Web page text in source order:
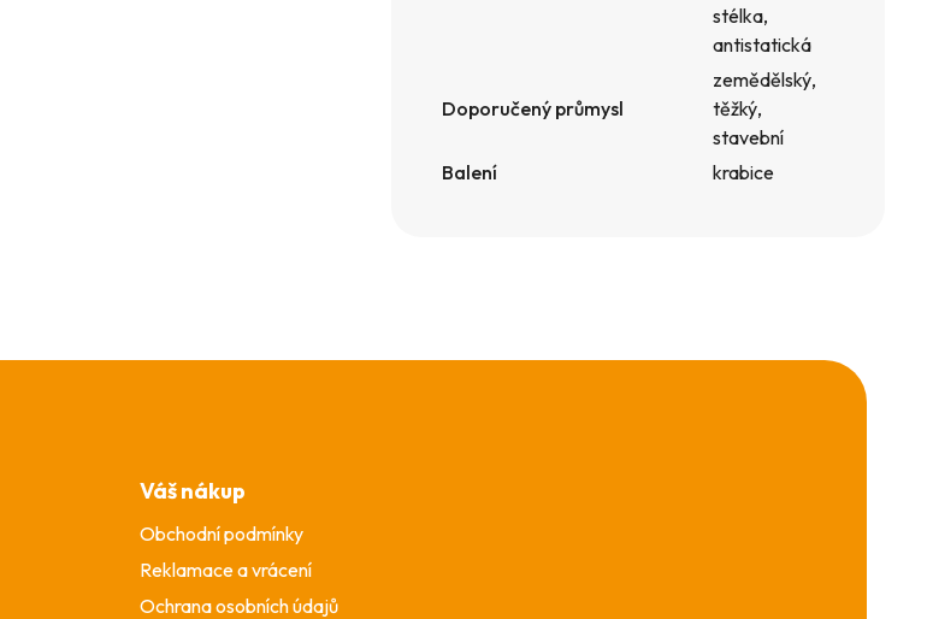
stélka,
antistatická
Doporučený průmysl
zemědělský,
těžký,
stavební
Balení
krabice
Váš nákup
Obchodní podmínky
Reklamace a vrácení
Ochrana osobních údajů